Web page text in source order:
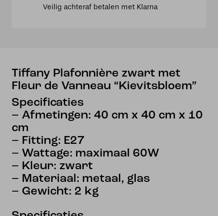
VanneauVeilig achteraf betalen met Klarna
Tiffany Plafonnière zwart met
Fleur de Vanneau “Kievitsbloem”
Specificaties
– Afmetingen: 40 cm x 40 cm x 10
cm
– Fitting: E27
– Wattage: maximaal 60W
– Kleur: zwart
– Materiaal: metaal, glas
– Gewicht: 2 kg